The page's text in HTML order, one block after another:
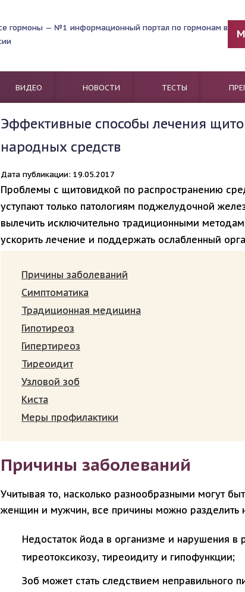
ВИДЕО НОВОСТИ ТЕСТЫ
Эффективные способы лечения
народных средств
Дата публикации: 19.05.2017
Проблемы с щитовидкой по распространению
уступают только патологиям поджелудочной
вылечить исключительно традиционными
ускорить лечение и поддержать ослабленный
Причины заболеваний
Симптоматика
Традиционная медицина
Гипотиреоз
Гипертиреоз
Тиреоидит
Узловой зоб
Киста
Меры профилактики
Причины заболеваний
Учитывая то, насколько разнообразными могут
женщин и мужчин, все причины можно разделить
Недостаток йода в организме и нарушения
тиреотоксикозу, тиреоидиту и гипофункции;
Зоб может стать следствием неправильного